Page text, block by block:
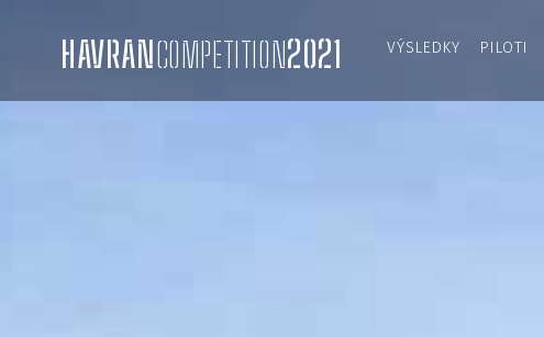
HAVRANCOMPETITION2021 VÝSLEDKY PILOTI